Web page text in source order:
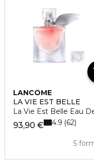
LANCÔME
LA VIE EST BELLE
La Vie Est Belle Eau
93,90 €
5
4.9 62